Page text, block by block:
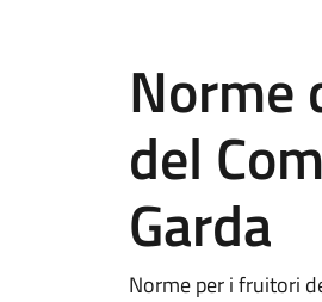
Norme
del
Garda
Norme per i fruitori